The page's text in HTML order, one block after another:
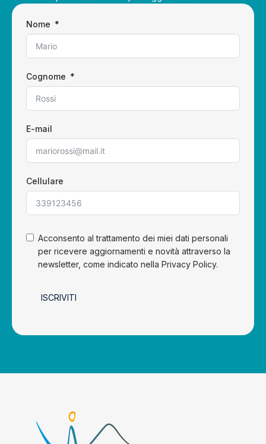
Nome
Cognome
E-mail
Cellulare
Acconsento al trattamento dei miei dati personali
per ricevere aggiornamenti e novità attraverso la
newsletter, come indicato nella Privacy Policy.
ISCRIVITI